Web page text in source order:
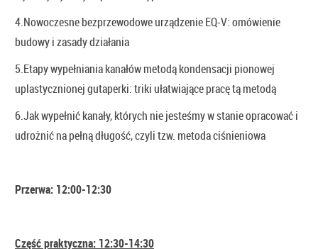
4.Nowoczesne bezprzewodowe urządzenie EQ-V: omówienie
budowy i zasady działania
5.Etapy wypełniania kanałów metodą kondensacji pionowej
uplastycznionej gutaperki: triki ułatwiające pracę tą metodą
6.Jak wypełnić kanały, których nie jesteśmy w stanie opracować i
udrożnić na pełną długość, czyli tzw. metoda ciśnieniowa
Przerwa: 12:00-12:30
Część praktyczna: 12:30-14:30